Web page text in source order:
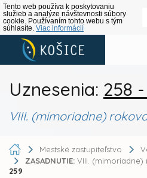
Tento web používa k poskytovaniu
služieb a analýze návštevnosti súbory
cookie. Používaním tohto webu s tým
súhlasíte. Viac informácií
Uznesenia: 258
VIII. (mimoriadne)
Mestské zastupiteľstvo
ZASADNUTIE: VIII. (mimoriadne)
259